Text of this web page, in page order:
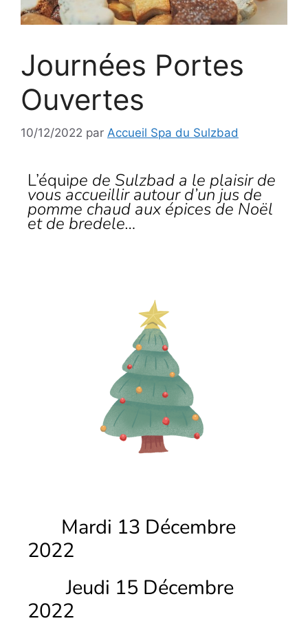
Journées Portes
Ouvertes
10/12/2022 par Accueil Spa du Sulzbad
L’équipe de Sulzbad a le plaisir de
vous accueillir autour d’un jus de
pomme chaud aux épices de Noël
et de bredele…
Mardi 13 Décembre
2022
Jeudi 15 Décembre
2022